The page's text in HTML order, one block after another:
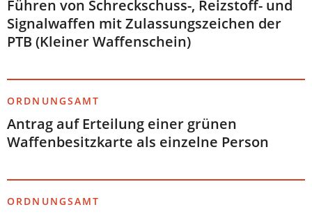
Führen von Schreckschuss-, Reizstoff- und
Signalwaffen mit Zulassungszeichen der
PTB (Kleiner Waffenschein)
ORDNUNGSAMT
Antrag auf Erteilung einer grünen
Waffenbesitzkarte als einzelne Person
ORDNUNGSAMT